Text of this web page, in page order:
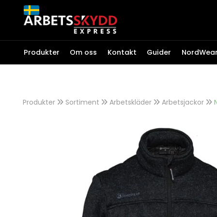
Arbetsbyxor
Overaller
Regnkläder
Underställ & Termokläder
Strumpor
Kepsar & Mössor
Accessoarer
Profilkläder
ESD Kläder
Produkter Om oss Kontakt Guider NordWear
Produkter Sortiment Arbetskläder Arbetsjackor